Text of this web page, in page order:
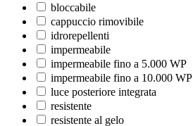
bloccabile
cappuccio rimovibile
idrorepellenti
impermeabile
impermeabile fino a 5.000 WP
impermeabile fino a 10.000 WP
luce posteriore integrata
resistente
resistente al gelo